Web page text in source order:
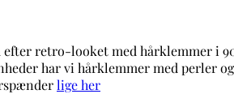
efter retro-looket med hårklemmer i
har vi hårklemmer med perler
lige her